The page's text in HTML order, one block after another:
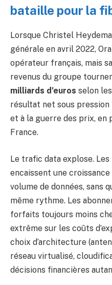
bataille pour la
Lorsque Christel
générale en avril 2022,
opérateur français, mais
revenus du groupe
milliards d’euros selon
résultat net sous pression
et à la guerre des prix,
France.
Le trafic data explose.
encaissent une
volume de données, sans
même rythme. Les
forfaits toujours moins
extrême sur les coûts
choix d’architecture
réseau virtualisé,
décisions financières